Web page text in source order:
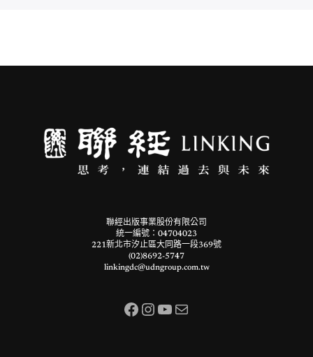
聯經出版事業股份有限公司
統一編號：04704023
221新北市汐止區大同路一段369號
(02)8692-5747
linkingdc@udngroup.com.tw
Facebook InstagramYouTube 電子郵件